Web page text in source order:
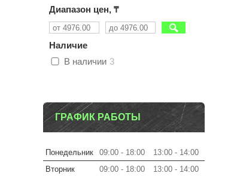
Диапазон цен, ₸
Наличие
В наличии 3
ГРАФИК РАБОТЫ
Понедельник 09:00 18:00 13:00
14:00
Вторник
09:00 18:00 13:00
14:00